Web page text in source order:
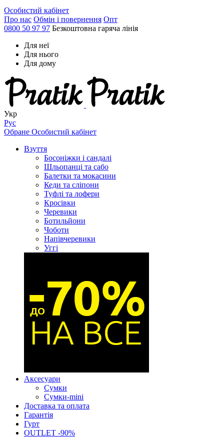
Особистий кабінет
Про нас Обмін і повернення Опт
0800 50 97 97 Безкоштовна гаряча лінія
Для неї
Для нього
Для дому
Укр
Рус
Обране Особистий кабінет
Взуття
Босоніжки і сандалі
Шльопанці та сабо
Балетки та мокасини
Кеди та сліпони
Туфлі та лофери
Кросівки
Черевики
Ботильйони
Чоботи
Напівчеревики
Уггі
Аксесуари
Сумки
Сумки-mini
Доставка та оплата
Гарантія
Гурт
OUTLET -90%